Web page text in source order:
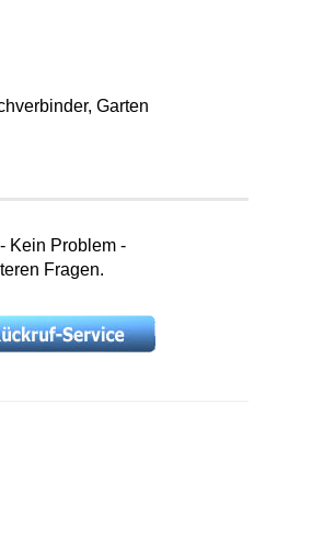
Garten
Kein Problem -
Fragen.